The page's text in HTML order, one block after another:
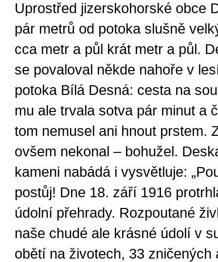
Uprostřed jizerskohorské obce
pár metrů od potoka slušně
cca metr a půl krát metr a půl.
se povaloval někde nahoře v
potoka Bílá Desná: cesta na
mu ale trvala sotva pár minut a
tom nemusel ani hnout prstem.
ovšem nekonal – bohužel.
kameni nabádá i vysvětluje:
postůj! Dne 18. září 1916
údolní přehrady. Rozpoutané
naše chudé ale krásné údolí v
obětí na životech, 33 zničených